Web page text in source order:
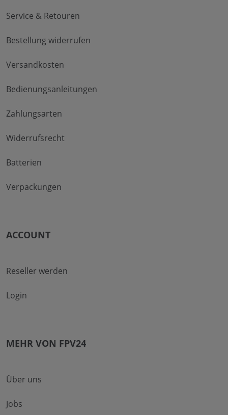
Service & Retouren
Bestellung widerrufen
Versandkosten
Bedienungsanleitungen
Zahlungsarten
Widerrufsrecht
Batterien
Verpackungen
ACCOUNT
Reseller werden
Login
MEHR VON FPV24
Über uns
Jobs